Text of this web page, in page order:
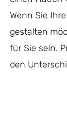
Wenn Sie
gestalten
für Sie sein.
den